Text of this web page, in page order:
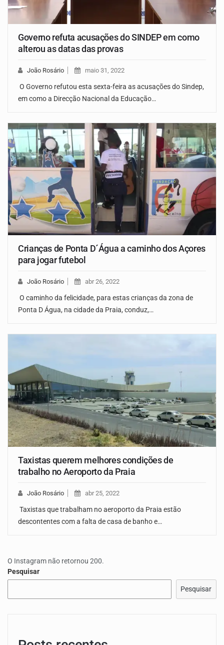
Governo refuta acusações do SINDEP em como
alterou as datas das provas
João Rosário maio 31, 2022
O Governo refutou esta sexta-feira as acusações do Sindep,
em como a Direcção Nacional da Educação…
Crianças de Ponta D´Água a caminho dos Açores
para jogar futebol
João Rosário abr 26, 2022
O caminho da felicidade, para estas crianças da zona de
Ponta D Água, na cidade da Praia, conduz,…
Taxistas querem melhores condições de
trabalho no Aeroporto da Praia
João Rosário abr 25, 2022
Taxistas que trabalham no aeroporto da Praia estão
descontentes com a falta de casa de banho e…
O Instagram não retornou 200.
Pesquisar
Pesquisar